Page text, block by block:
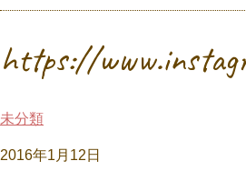
https://
未分類
2016年1月12日